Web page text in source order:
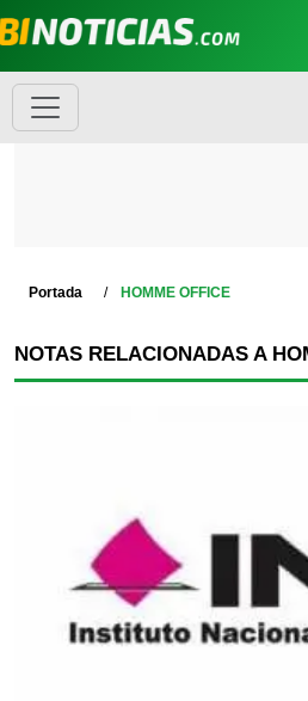
Portada HOMME OFFICE
NOTAS RELACIONADAS A